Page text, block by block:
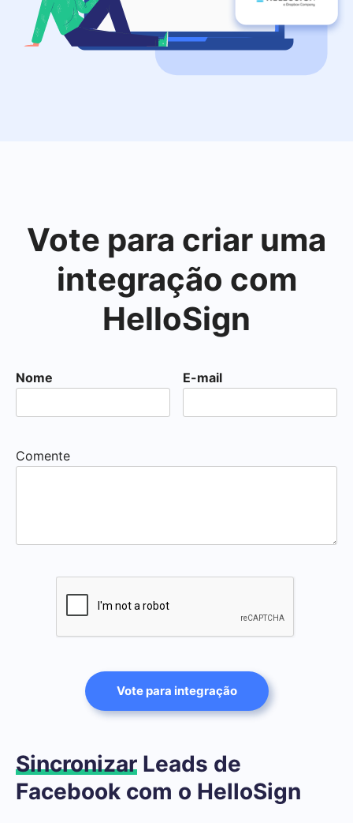
Vote para criar uma
integração com
HelloSign
Nome E-mail
Comente
Vote para integração
Sincronizar Leads de
Facebook com o HelloSign